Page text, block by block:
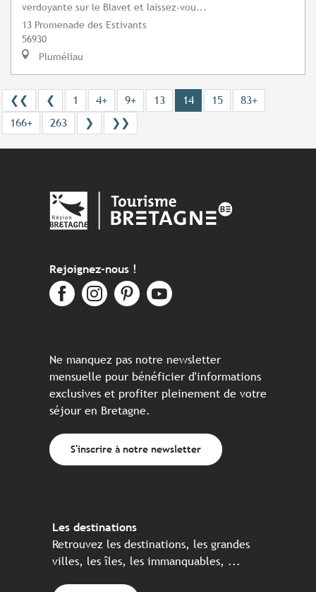
verdoyante sur le Blavet et laissez-vou...
13 Promenade des Estivants
56930
Pluméliau
❮❮ ❮ 1 4+ 9+ 13 14 15
83+
166+
263 ❯ ❯❯
Rejoignez-nous !
Ne manquez pas notre newsletter
mensuelle pour bénéficier d'informations
exclusives et profiter pleinement de votre
séjour en Bretagne.
S'inscrire à notre newsletter
Les destinations
Retrouvez les destinations, les grandes
villes, les îles, les immanquables, ...